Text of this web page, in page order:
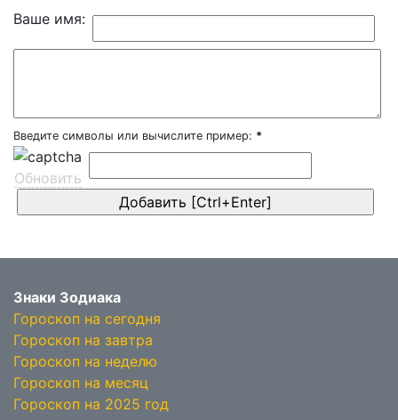
Ваше имя:
Введите символы или вычислите пример: *
Обновить
Знаки Зодиака
Гороскоп на сегодня
Гороскоп на завтра
Гороскоп на неделю
Гороскоп на месяц
Гороскоп на 2025 год